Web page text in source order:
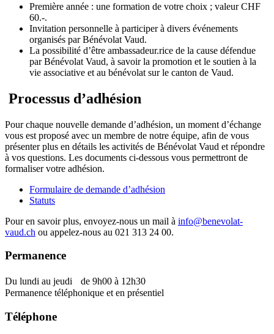
Première année : une formation de votre choix ; valeur CHF
60.-.
Invitation personnelle à participer à divers événements
organisés par Bénévolat Vaud.
La possibilité d’être ambassadeur.rice de la cause défendue
par Bénévolat Vaud, à savoir la promotion et le soutien à la
vie associative et au bénévolat sur le canton de Vaud.
Processus d’adhésion
Pour chaque nouvelle demande d’adhésion, un moment d’échange
vous est proposé avec un membre de notre équipe, afin de vous
présenter plus en détails les activités de Bénévolat Vaud et répondre
à vos questions. Les documents ci-dessous vous permettront de
formaliser votre adhésion.
Formulaire de demande d’adhésion
Statuts
Pour en savoir plus, envoyez-nous un mail à info@benevolat-
vaud.ch ou appelez-nous au 021 313 24 00.
Permanence
Du lundi au jeudi de 9h00 à 12h30
Permanence téléphonique et en présentiel
Téléphone